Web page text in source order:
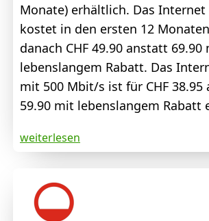
Monate) erhältlich. Das Internet
kostet in den ersten 12 Monaten
danach CHF 49.90 anstatt 69.90
lebenslangem Rabatt. Das
mit 500 Mbit/s ist für CHF 38.95
59.90 mit lebenslangem Rabatt
weiterlesen